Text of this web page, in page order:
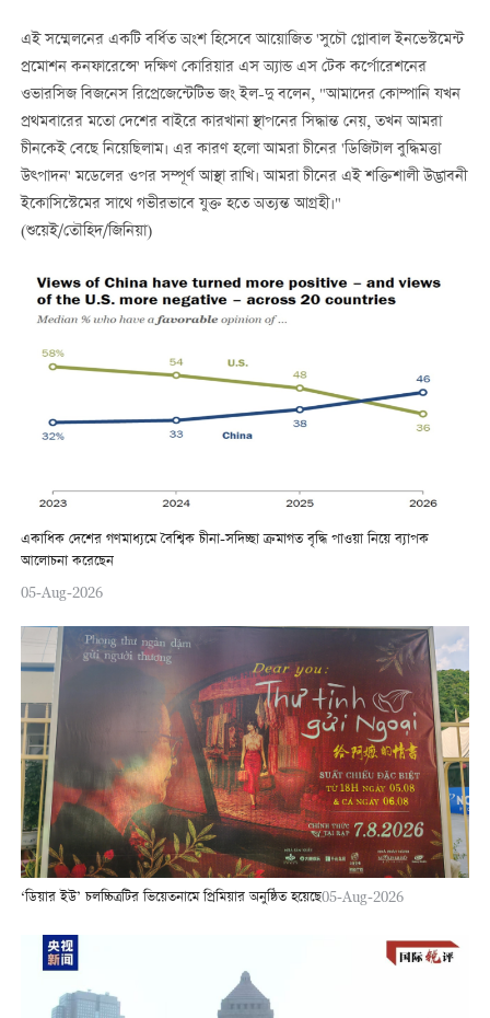
এই সম্মেলনের একটি বর্ধিত অংশ হিসেবে আয়োজিত 'সুচৌ গ্লোবাল ইনভেস্টমেন্ট
প্রমোশন কনফারেন্সে' দক্ষিণ কোরিয়ার এস অ্যান্ড এস টেক কর্পোরেশনের
ওভারসিজ বিজনেস রিপ্রেজেন্টেটিভ জং ইল-দু বলেন, "আমাদের কোম্পানি যখন
প্রথমবারের মতো দেশের বাইরে কারখানা স্থাপনের সিদ্ধান্ত নেয়, তখন আমরা
চীনকেই বেছে নিয়েছিলাম। এর কারণ হলো আমরা চীনের 'ডিজিটাল বুদ্ধিমত্তা
উত্পাদন' মডেলের ওপর সম্পূর্ণ আস্থা রাখি। আমরা চীনের এই শক্তিশালী উদ্ভাবনী
ইকোসিস্টেমের সাথে গভীরভাবে যুক্ত হতে অত্যন্ত আগ্রহী।"
(শুয়েই/তৌহিদ/জিনিয়া)
একাধিক দেশের গণমাধ্যমে বৈশ্বিক চীনা-সদিচ্ছা ক্রমাগত বৃদ্ধি পাওয়া নিয়ে ব্যাপক
আলোচনা করেছেন
05-Aug-2026
‘ডিয়ার ইউ’ চলচ্চিত্রটির ভিয়েতনামে প্রিমিয়ার অনুষ্ঠিত হয়েছে05-Aug-2026